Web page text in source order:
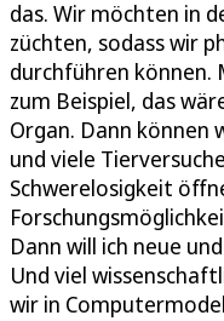
das. Wir möchten in
züchten, sodass wir
durchführen können.
zum Beispiel, das
Organ. Dann können
und viele
Schwerelosigkeit
Dann will ich neue
Und viel
wir in